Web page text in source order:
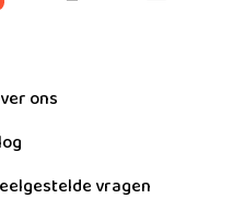
ons
vragen